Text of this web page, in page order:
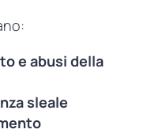
e abusi della
sleale